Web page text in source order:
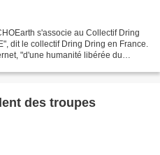
s'associe au Collectif Dring
dit le collectif Dring Dring en France.
"d'une humanité libérée du
des troupes